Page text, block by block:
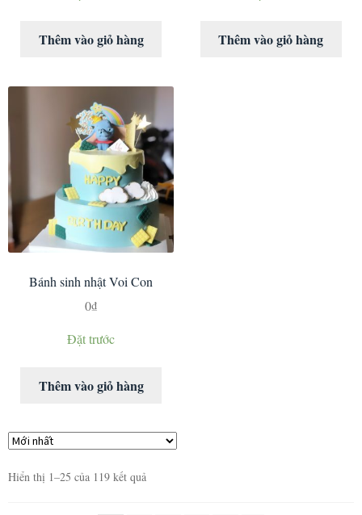
Thêm vào giỏ hàng Thêm vào giỏ hàng
Bánh sinh nhật Voi Con
0₫
Đặt trước
Thêm vào giỏ hàng
Hiển thị 1–25 của 119 kết quả